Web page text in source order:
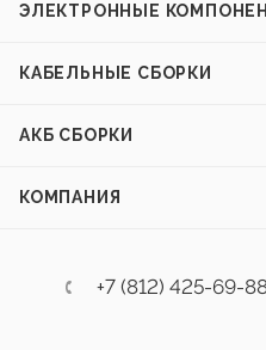
ЭЛЕКТРОННЫЕ
КАБЕЛЬНЫЕ СБОРКИ
АКБ СБОРКИ
КОМПАНИЯ
+7 (812) 425-69-